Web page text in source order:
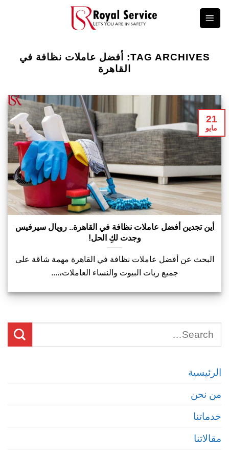
Skip
TAG ARCHIVES:
أفضل عاملات نظافة في
القاهرة
الرئيسية
من نحن
خدماتنا
مقالاتنا
أين تجدين أفضل عاملات نظافة في القاهرة.. رويال سيرفيس
وجدت لكِ الحل!
البحث عن أفضل عاملات نظافة في القاهرة مهمة شاقة على
جميع ربات البيوت والنساء العاملات،....
21
مايو